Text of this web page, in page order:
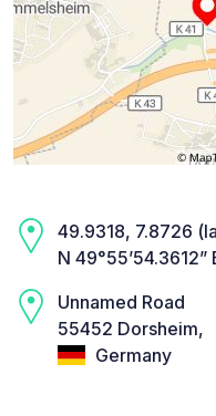
49.9318, 7.8726
N 49°55’54.3612”
Unnamed Road
55452 Dorsheim,
Germany